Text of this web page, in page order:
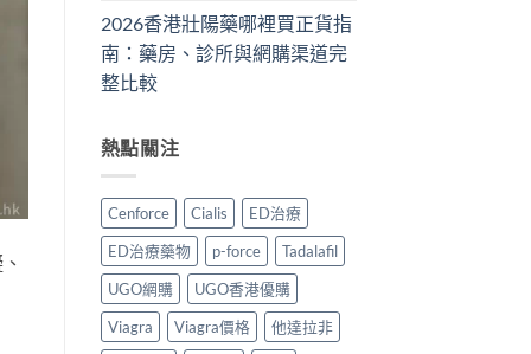
2026香港壯陽藥哪裡買正貨指
南：藥房、診所與網購渠道完
整比較
熱點關注
Cenforce Cialis
ED治療
ED治療藥物
p-force
Tadalafil
UGO網購
UGO香港優購
Viagra
Viagra價格
他達拉非